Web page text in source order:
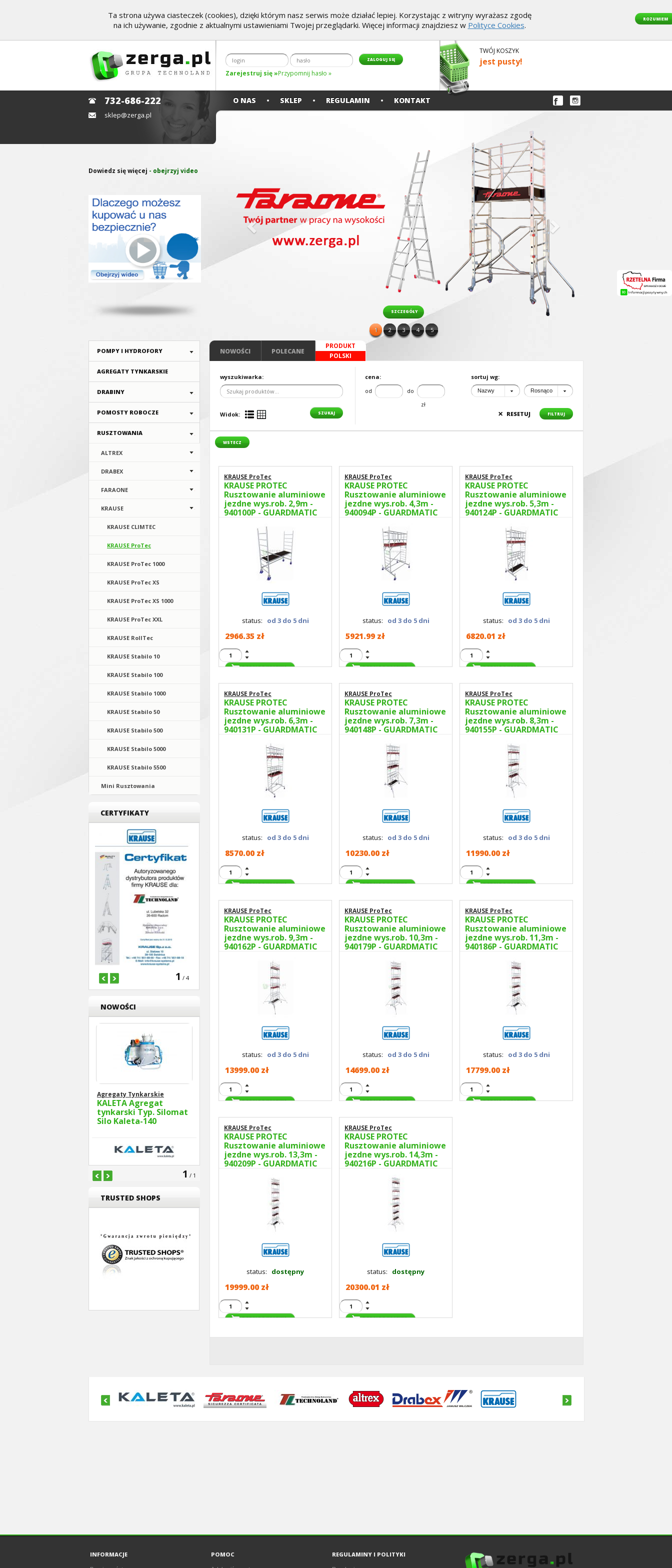
ROZUMIEM
Ta strona używa ciasteczek (cookies), dzięki którym nasz serwis może działać lepiej. Korzystając z witryny wyrażasz zgodę
na ich używanie, zgodnie z aktualnymi ustawieniami Twojej przeglądarki. Więcej informacji znajdziesz w Polityce Cookies.
Zarejestruj się »Przypomnij hasło »
TWÓJ KOSZYK
jest pusty!
732-686-222
sklep@zerga.pl
O NAS SKLEP REGULAMIN KONTAKT
Dowiedz się więcej - obejrzyj video
SZCZEGÓŁY
1 2 3 4 5
POMPY I HYDROFORY
AGREGATY TYNKARSKIE
DRABINY
POMOSTY ROBOCZE
RUSZTOWANIA
ALTREX
DRABEX
FARAONE
KRAUSE
KRAUSE CLIMTEC
KRAUSE ProTec
KRAUSE ProTec 1000
KRAUSE ProTec XS
KRAUSE ProTec XS 1000
KRAUSE ProTec XXL
KRAUSE RollTec
KRAUSE Stabilo 10
KRAUSE Stabilo 100
KRAUSE Stabilo 1000
KRAUSE Stabilo 50
KRAUSE Stabilo 500
KRAUSE Stabilo 5000
KRAUSE Stabilo 5500
Mini Rusztowania
CERTYFIKATY
1 / 4
NOWOŚCI
Agregaty Tynkarskie
KALETA Agregat
tynkarski Typ. Silomat
Silo Kaleta-140
1 / 1
TRUSTED SHOPS
NOWOŚCI POLECANE
PRODUKT
POLSKI
wyszukiwarka:
Widok:
cena:
od
do
zł
sortuj wg:
Nazwy Rosnąco
FILTRUJ
× RESETUJ
WSTECZ
KRAUSE ProTec
KRAUSE PROTEC
Rusztowanie aluminiowe
jezdne wys.rob. 2,9m -
940100P - GUARDMATIC
status: od 3 do 5 dni
2966.35 zł
KRAUSE ProTec
KRAUSE PROTEC
Rusztowanie aluminiowe
jezdne wys.rob. 4,3m -
940094P - GUARDMATIC
status: od 3 do 5 dni
5921.99 zł
KRAUSE ProTec
KRAUSE PROTEC
Rusztowanie aluminiowe
jezdne wys.rob. 5,3m -
940124P - GUARDMATIC
status: od 3 do 5 dni
6820.01 zł
KRAUSE ProTec
KRAUSE PROTEC
Rusztowanie aluminiowe
jezdne wys.rob. 6,3m -
940131P - GUARDMATIC
status: od 3 do 5 dni
8570.00 zł
KRAUSE ProTec
KRAUSE PROTEC
Rusztowanie aluminiowe
jezdne wys.rob. 7,3m -
940148P - GUARDMATIC
status: od 3 do 5 dni
10230.00 zł
KRAUSE ProTec
KRAUSE PROTEC
Rusztowanie aluminiowe
jezdne wys.rob. 8,3m -
940155P - GUARDMATIC
status: od 3 do 5 dni
11990.00 zł
KRAUSE ProTec
KRAUSE PROTEC
Rusztowanie aluminiowe
jezdne wys.rob. 9,3m -
940162P - GUARDMATIC
status: od 3 do 5 dni
13999.00 zł
KRAUSE ProTec
KRAUSE PROTEC
Rusztowanie aluminiowe
jezdne wys.rob. 10,3m -
940179P - GUARDMATIC
status: od 3 do 5 dni
14699.00 zł
KRAUSE ProTec
KRAUSE PROTEC
Rusztowanie aluminiowe
jezdne wys.rob. 11,3m -
940186P - GUARDMATIC
status: od 3 do 5 dni
17799.00 zł
KRAUSE ProTec
KRAUSE PROTEC
Rusztowanie aluminiowe
jezdne wys.rob. 13,3m -
940209P - GUARDMATIC
status: dostępny
19999.00 zł
KRAUSE ProTec
KRAUSE PROTEC
Rusztowanie aluminiowe
jezdne wys.rob. 14,3m -
940216P - GUARDMATIC
status: dostępny
20300.01 zł
INFORMACJE POMOC REGULAMINY I POLITYKI